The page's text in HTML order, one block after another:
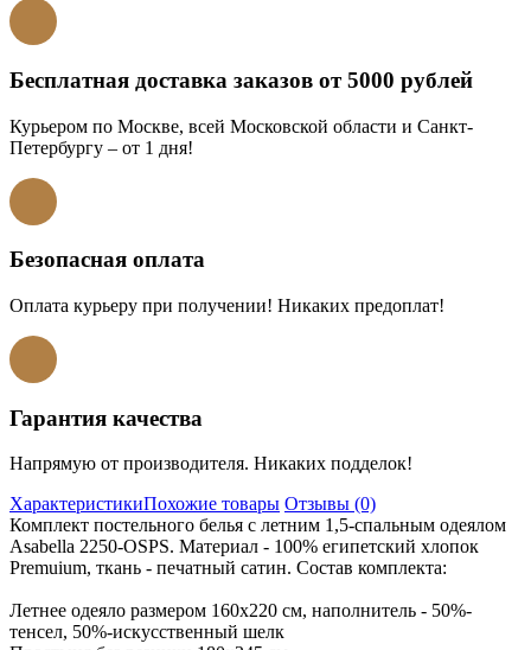
Бесплатная доставка заказов от 5000 рублей
Курьером по Москве, всей Московской области и Санкт-
Петербургу – от 1 дня!
Безопасная оплата
Оплата курьеру при получении! Никаких предоплат!
Гарантия качества
Напрямую от производителя. Никаких подделок!
ХарактеристикиПохожие товары Отзывы (0)
Комплект постельного белья с летним 1,5-спальным одеялом
Asabella 2250-OSPS. Материал - 100% египетский хлопок
Premuium, ткань - печатный сатин. Состав комплекта:
Летнее одеяло размером 160х220 см, наполнитель - 50%-
тенсел, 50%-искусственный шелк